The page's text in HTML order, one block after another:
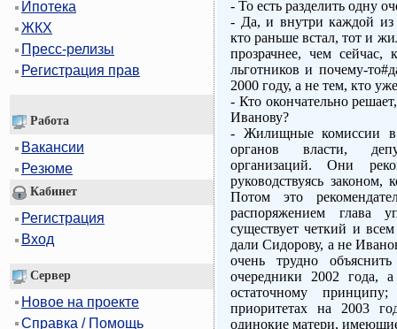
Ипотека
ЖКХ
Пресс-релизы
Регистрация прав
Работа
Вакансии
Резюме
Кабинет
Регистрация
Вход
Сервер
Новое на проекте
Справка / Помощь
- То есть разделить одну
- Да, и внутри каждой из
кто раньше встал, тот и
прозрачнее, чем сейчас,
льготников и почему-
2000 году, а не тем, кто
- Кто окончательно
Иванову?
- Жилищные комиссии в
органов власти,
организаций. Они
руководствуясь
Потом это
распоряжением глава
существует четкий и
дали Сидорову, а не
очень трудно
очередники 2002 года,
остаточному
приоритетах на 2003
одинокие матери,